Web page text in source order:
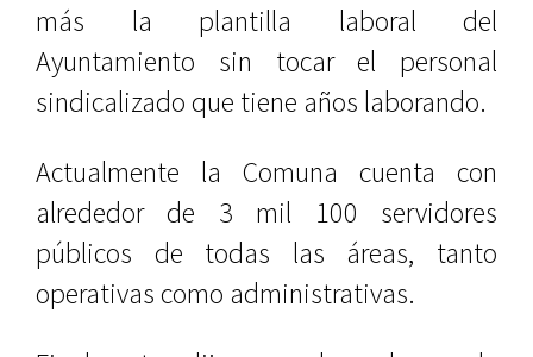
más la plantilla laboral del
Ayuntamiento sin tocar el personal
sindicalizado que tiene años laborando.
Actualmente la Comuna cuenta con
alrededor de 3 mil 100 servidores
públicos de todas las áreas, tanto
operativas como administrativas.